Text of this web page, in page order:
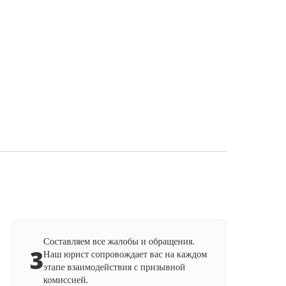
3
Составляем все жалобы и обращения.
Наш юрист сопровождает вас на каждом
этапе взаимодействия с призывной
комиссией.